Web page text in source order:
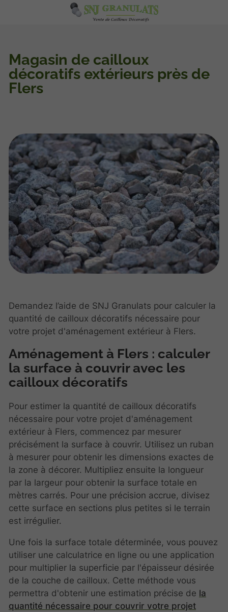
Magasin de cailloux
décoratifs extérieurs près de
Flers
Demandez l’aide de SNJ Granulats pour calculer la
quantité de cailloux décoratifs nécessaire pour
votre projet d'aménagement extérieur à Flers.
Aménagement à Flers : calculer
la surface à couvrir avec les
cailloux décoratifs
Pour estimer la quantité de cailloux décoratifs
nécessaire pour votre projet d'aménagement
extérieur à Flers, commencez par mesurer
précisément la surface à couvrir. Utilisez un ruban
à mesurer pour obtenir les dimensions exactes de
la zone à décorer. Multipliez ensuite la longueur
par la largeur pour obtenir la surface totale en
mètres carrés. Pour une précision accrue, divisez
cette surface en sections plus petites si le terrain
est irrégulier.
Une fois la surface totale déterminée, vous pouvez
utiliser une calculatrice en ligne ou une application
pour multiplier la superficie par l'épaisseur désirée
de la couche de cailloux. Cette méthode vous
permettra d'obtenir une estimation précise de la
quantité nécessaire pour couvrir votre projet